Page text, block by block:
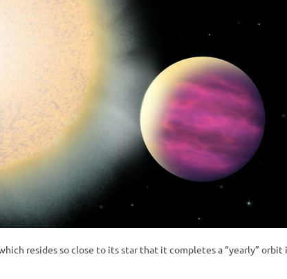
resides so close to its star that it completes a “yearly”